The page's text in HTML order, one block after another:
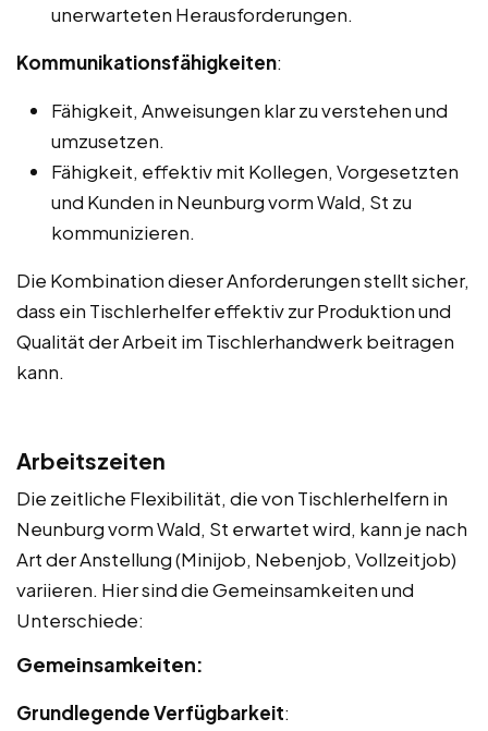
unerwarteten Herausforderungen.
Kommunikationsfähigkeiten:
Fähigkeit, Anweisungen klar zu verstehen und
umzusetzen.
Fähigkeit, effektiv mit Kollegen, Vorgesetzten
und Kunden in Neunburg vorm Wald, St zu
kommunizieren.
Die Kombination dieser Anforderungen stellt sicher,
dass ein Tischlerhelfer effektiv zur Produktion und
Qualität der Arbeit im Tischlerhandwerk beitragen
kann.
Arbeitszeiten
Die zeitliche Flexibilität, die von Tischlerhelfern in
Neunburg vorm Wald, St erwartet wird, kann je nach
Art der Anstellung (Minijob, Nebenjob, Vollzeitjob)
variieren. Hier sind die Gemeinsamkeiten und
Unterschiede:
Gemeinsamkeiten:
Grundlegende Verfügbarkeit: